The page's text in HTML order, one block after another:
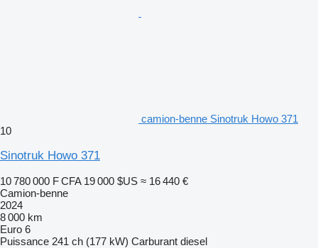
camion-benne Sinotruk Howo 371
10
Sinotruk Howo 371
10 780 000 F CFA 19 000 $US ≈ 16 440 €
Camion-benne
2024
8 000 km
Euro 6
Puissance 241 ch (177 kW) Carburant diesel